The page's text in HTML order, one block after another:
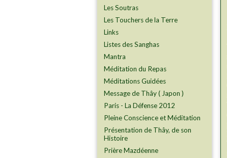
Les Soutras
Les Touchers de la Terre
Links
Listes des Sanghas
Mantra
Méditation du Repas
Méditations Guidées
Message de Thây ( Japon )
Paris - La Défense 2012
Pleine Conscience et Méditation
Présentation de Thây, de son
Histoire
Prière Mazdéenne